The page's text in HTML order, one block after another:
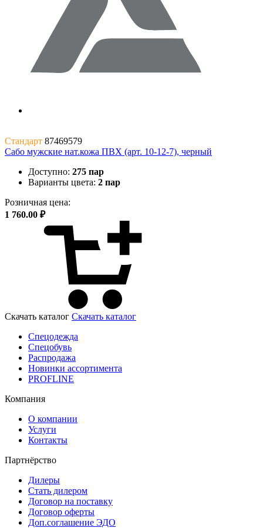
Стандарт 87469579
Сабо мужские нат.кожа ПВХ (арт. 10-12-7), черный
Доступно: 275 пар
Варианты цвета: 2 пар
Розничная цена:
1 760.00 ₽
Скачать каталог Скачать каталог
Спецодежда
Спецобувь
Распродажа
Новинки ассортимента
PROFLINE
Компания
О компании
Услуги
Контакты
Партнёрство
Дилеры
Стать дилером
Договор на поставку
Договор оферты
Доп.соглашение ЭДО